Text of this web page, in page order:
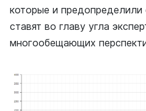
которые и предопределили
ставят во главу угла
многообещающих